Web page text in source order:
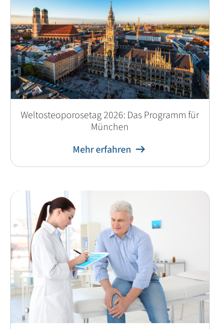
Weltosteoporosetag 2026: Das Programm für
München
Mehr erfahren